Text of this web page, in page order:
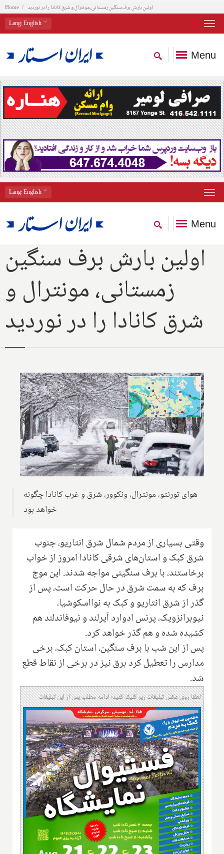
Home اولین بارش برف سنگین زمستانی، مونترال و شرق کانادا را در نوردید
Lang: English
Menu
Lang: English
Menu
اولین بارش برف سنگین
زمستانی، مونترال و
شرق کانادا را در نوردید
هوای تورنتو، مونترال، ونکوور، شرق و غرب کانادا چگونه
خواهد بود
وقتی بسیاری از مردم شمال شرق انتاریو، جنوب
شرق کبک و استان‌های شرقی کانادا امروز از خواب
برخاستند، با برف سنگینی مواجه شدند. این موج
برف که به سمت شرق در حال حرکت است، پس از
گذر از شرق انتاریو و کبک به نوااسکوشیا،
نیوبرانزویک، پرنس ادوارد آیرلند و نیوفاندلند هم
کشیده شده و هم گذر خواهد کرد.
پس از این شب با برف سنگین، استان کبک، برخی
مدارس را تعطیل کرد برق نیز در برخی از نقاط قطع
شد.
لطفا روی عکس تبلیغات زیر کلیک کنید؛ ادامه مطلب پس از این تبلیغات